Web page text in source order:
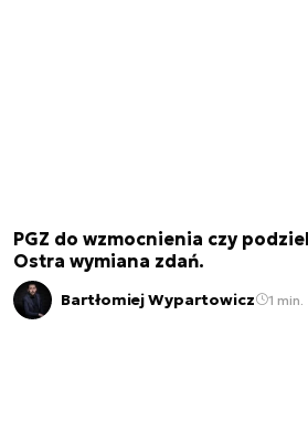
PGZ do wzmocnienia czy
Ostra wymiana zdań.
Bartłomiej Wypartowicz 1 min.